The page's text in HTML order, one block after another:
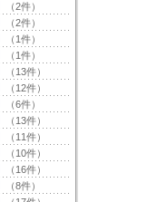
（2件）
（2件）
（1件）
（1件）
（13件）
（12件）
（6件）
（13件）
（11件）
（10件）
（16件）
（8件）